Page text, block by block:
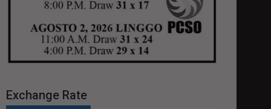
Exchange Rate